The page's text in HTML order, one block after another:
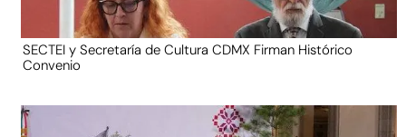
SECTEI y Secretaría de Cultura CDMX Firman Histórico
Convenio